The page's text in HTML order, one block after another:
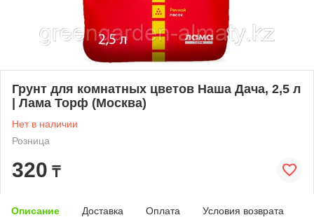
Грунт для комнатных цветов Наша Дача, 2,5 л
| Лама Торф (Москва)
Нет в наличии
Розница
320 ₸
Описание Доставка Оплата Условия возврата